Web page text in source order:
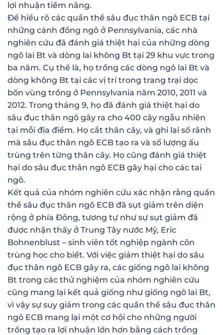
lợi nhuận tiềm năng.
Để hiểu rõ các quần thể sâu đục thân ngô ECB tại
những cánh đồng ngô ở Pennsylvania, các nhà
nghiên cứu đã đánh giá thiệt hại của những dòng
ngô lai Bt và dòng lai không Bt tại 29 khu vực trong
ba năm. Cụ thể là, họ trồng các dòng ngô lai Bt và
dòng không Bt tại các vị trí trong trang trại dọc
bốn vùng trồng ở Pennsylvania năm 2010, 2011 và
2012. Trong tháng 9, họ đã đánh giá thiệt hại do
sâu đục thân ngô gây ra cho 400 cây ngẫu nhiên
tại mỗi địa điểm. Họ cắt thân cây, và ghi lại số rãnh
mà sâu đục thân ngô ECB tạo ra và số lượng ấu
trùng trên từng thân cây. Họ cũng đánh giá thiệt
hại do sâu đục thân ngô ECB gây hại cho các tai
ngô.
Kết quả của nhóm nghiên cứu xác nhận rằng quần
thể sâu đục thân ngô ECB đã sụt giảm trên diện
rộng ở phía Đông, tương tự như sự sụt giảm đã
được nhận thấy ở Trung Tây nước Mỹ, Eric
Bohnenblust – sinh viên tốt nghiệp ngành côn
trùng học cho biết. Với việc giảm thiệt hại do sâu
đục thân ngô ECB gây ra, các giống ngô lai không
Bt trong các thử nghiệm của nhóm nghiên cứu
cũng mang lại kết quả giống như giống ngô lai Bt,
vì vậy sự suy giảm trong các quần thể sâu đục thân
ngô ECB mang lại một cơ hội cho những người
trồng tạo ra lợi nhuận lớn hơn bằng cách trồng